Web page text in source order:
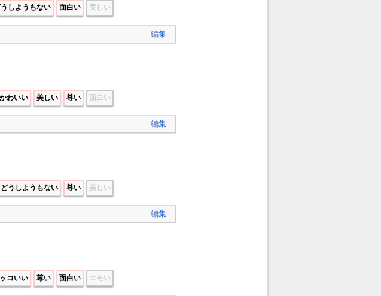
うしようもない 面白い 美しい
編集
かわいい 美しい 尊い 面白い
編集
どうしようもない 尊い 美しい
編集
コいい 尊い 面白い エモい